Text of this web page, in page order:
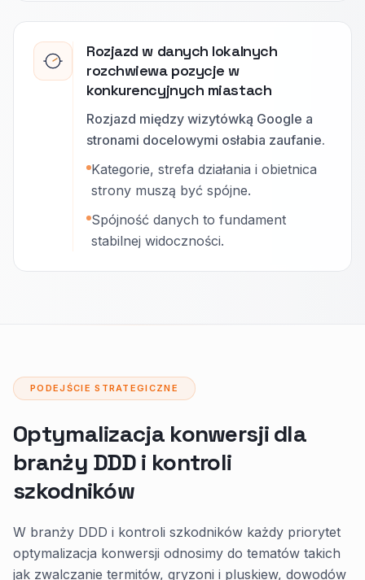
Rozjazd w danych lokalnych
rozchwiewa pozycje w
konkurencyjnych miastach
Rozjazd między wizytówką Google a
stronami docelowymi osłabia zaufanie.
Kategorie, strefa działania i obietnica
strony muszą być spójne.
Spójność danych to fundament
stabilnej widoczności.
PODEJŚCIE STRATEGICZNE
Optymalizacja konwersji dla
branży DDD i kontroli
szkodników
W branży DDD i kontroli szkodników każdy priorytet
optymalizacja konwersji odnosimy do tematów takich
jak zwalczanie termitów, gryzoni i pluskiew, dowodów